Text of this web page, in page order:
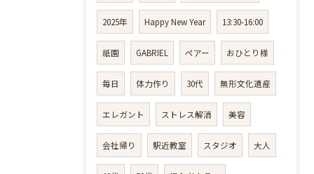
2025年 Happy New Year 13:30-16:00
祇園 GABRIEL ペアー おひとり様
毎日 体力作り 30代 無形文化遺産
エレガント ストレス解消 美容
会社帰り 駅近教室 スタジオ 大人